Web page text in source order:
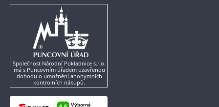
Společnost Národní Pokladnice s.r.o.
má s Puncovním úřadem uzavřenou
dohodu o umožnění anonymních
kontrolních nákupů.